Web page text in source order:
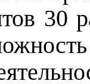
30